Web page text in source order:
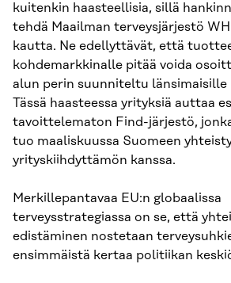
kuitenkin haasteellisia, sillä
tehdä Maailman terveysjärjestö
kautta. Ne edellyttävät, että
kohdemarkkinalle pitää voida
alun perin suunniteltu länsimaisille
Tässä haasteessa yrityksiä auttaa
tavoittelematon Find-järjestö,
tuo maaliskuussa Suomeen
yrityskiihdyttämön kanssa.
Merkillepantavaa EU:n globaalissa
terveysstrategiassa on se, että
edistäminen nostetaan
ensimmäistä kertaa politiikan